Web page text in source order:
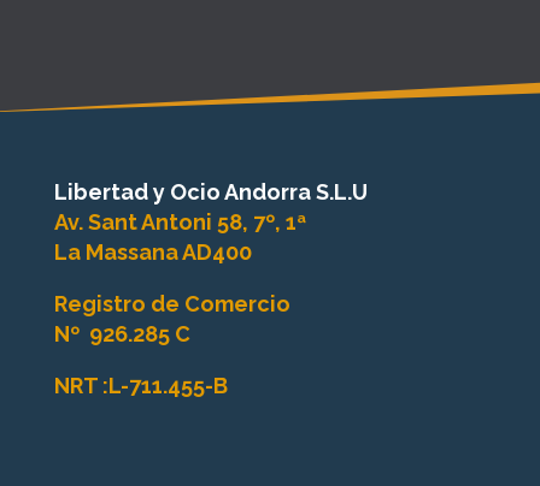
Libertad y Ocio Andorra S.L.U
Av. Sant Antoni 58, 7º, 1ª
La Massana AD400
Registro de Comercio
Nº 926.285 C
NRT :L-711.455-B